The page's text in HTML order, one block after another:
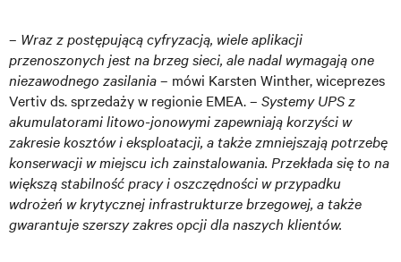
– Wraz z postępującą cyfryzacją, wiele aplikacji
przenoszonych jest na brzeg sieci, ale nadal wymagają one
niezawodnego zasilania– mówi Karsten Winther, wiceprezes
Vertiv ds. sprzedaży w regionie EMEA. – Systemy UPS z
akumulatorami litowo-jonowymi zapewniają korzyści w
zakresie kosztów i eksploatacji, a także zmniejszają potrzebę
konserwacji w miejscu ich zainstalowania. Przekłada się to na
większą stabilność pracy i oszczędności w przypadku
wdrożeń w krytycznej infrastrukturze brzegowej, a także
gwarantuje szerszy zakres opcji dla naszych klientów.